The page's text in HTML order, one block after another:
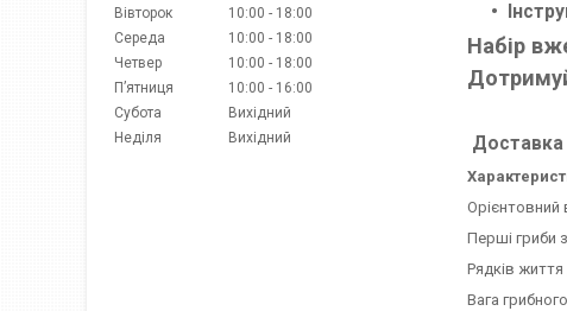
Набір
Д
Доставка
Орієнтовний
Перші гриби
Рядків життя
Вага
Вівторок
10:00
18:00
Середа
10:00
18:00
Четвер
10:00
18:00
Пʼятниця
10:00
16:00
Субота
Вихідний
Неділя
Вихідний